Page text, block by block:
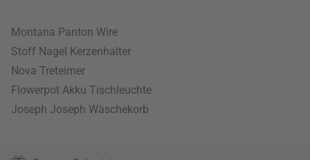
Montana Panton Wire
Stoff Nagel Kerzenhalter
Nova Treteimer
Flowerpot Akku Tischleuchte
Joseph Joseph Wäschekorb